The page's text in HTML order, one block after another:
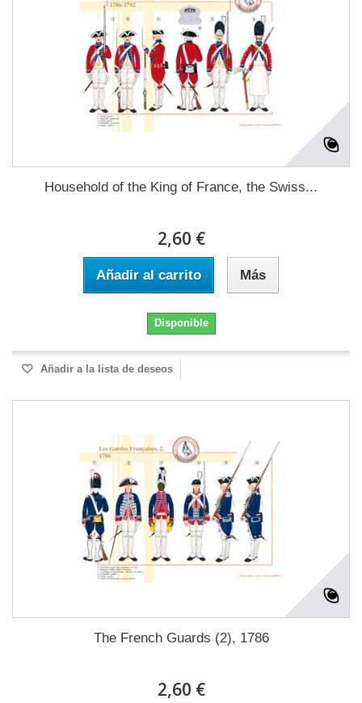
Household of the King of France, the Swiss...
2,60 €
Añadir al carrito Más
Disponible
Añadir a la lista de deseos
The French Guards (2), 1786
2,60 €